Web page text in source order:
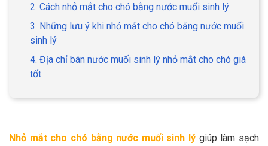
2. Cách nhỏ mắt cho chó bằng nước muối sinh lý
3. Những lưu ý khi nhỏ mắt cho chó bằng nước muối
sinh lý
4. Địa chỉ bán nước muối sinh lý nhỏ mắt cho chó giá
tốt
Nhỏ mắt cho chó bằng nước muối sinh lý giúp làm sạch